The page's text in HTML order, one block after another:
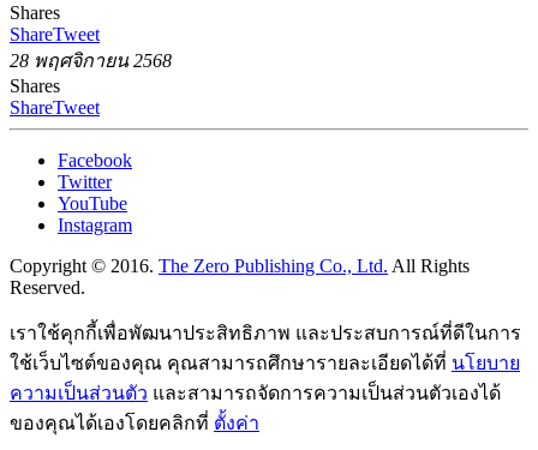
Shares
ShareTweet
28 พฤศจิกายน 2568
Shares
ShareTweet
Facebook
Twitter
YouTube
Instagram
Copyright © 2016. The Zero Publishing Co., Ltd. All Rights
Reserved.
เราใช้คุกกี้เพื่อพัฒนาประสิทธิภาพ และประสบการณ์ที่ดีในการ
ใช้เว็บไซต์ของคุณ คุณสามารถศึกษารายละเอียดได้ที่ นโยบาย
ความเป็นส่วนตัว และสามารถจัดการความเป็นส่วนตัวเองได้
ของคุณได้เองโดยคลิกที่ ตั้งค่า